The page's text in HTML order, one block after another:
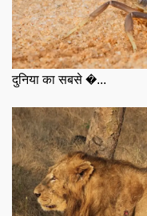
दुनिया का सबसे �...